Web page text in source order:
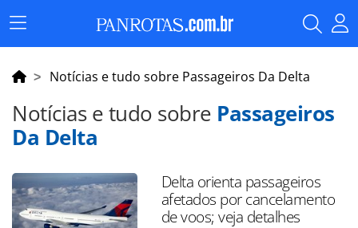
Menu
Principal
Notícias e tudo sobre Passageiros Da Delta
Notícias e tudo sobre Passageiros
Da Delta
Delta orienta passageiros
afetados por cancelamento
de voos; veja detalhes